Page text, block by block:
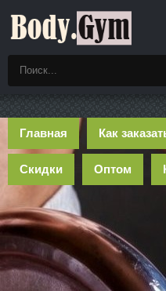
Главная Как
Скидки Оптом